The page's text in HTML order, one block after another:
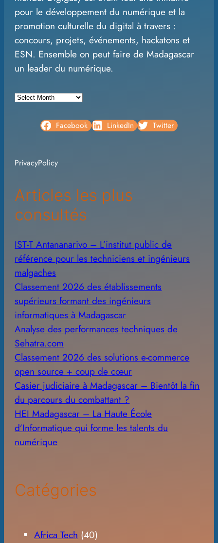
pour le développement du numérique et la
promotion culturelle du digital à travers :
concours, projets, événements, hackatons et
ESN. Ensemble on peut faire de Madagascar
un leader du numérique.
A
v
s
Facebook LinkedIn Twitter
PrivacyPolicy
Articles les plus
consultés
IST-T Antananarivo – L’institut public de
référence pour les techniciens et ingénieurs
malgaches
Classement 2026 des établissements
supérieurs formant des ingénieurs
informatiques à Madagascar
Analyse des performances techniques de
Sehatra.com
Classement 2026 des solutions e-commerce
open source + coup de cœur
Casier judiciaire à Madagascar – Bientôt la fin
du parcours du combattant ?
HEI Madagascar – La Haute École
d’Informatique qui forme les talents du
numérique
Catégories
Africa Tech (40)